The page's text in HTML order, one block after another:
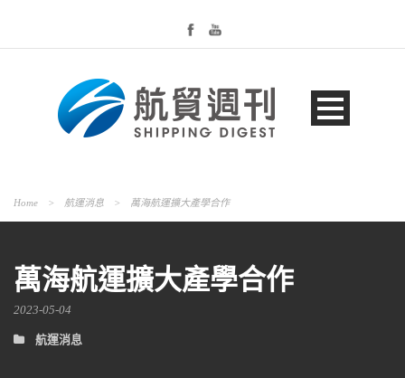
Home > 航運消息 > 萬海航運擴大產學合作
萬海航運擴大產學合作
2023-05-04
航運消息